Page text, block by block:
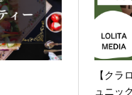
【クラ
ュニッ